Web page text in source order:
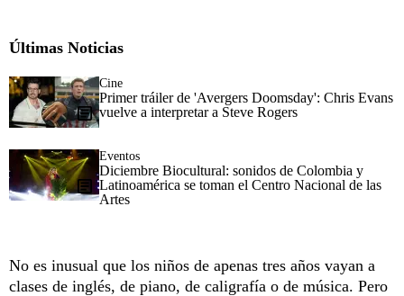
Últimas Noticias
Cine
Primer tráiler de 'Avergers Doomsday': Chris Evans
vuelve a interpretar a Steve Rogers
Eventos
Diciembre Biocultural: sonidos de Colombia y
Latinoamérica se toman el Centro Nacional de las
Artes
No es inusual que los niños de apenas tres años vayan a
clases de inglés, de piano, de caligrafía o de música. Pero